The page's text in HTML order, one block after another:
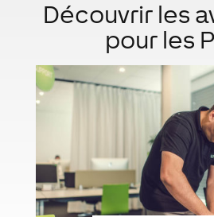
Découvrir les
pour les